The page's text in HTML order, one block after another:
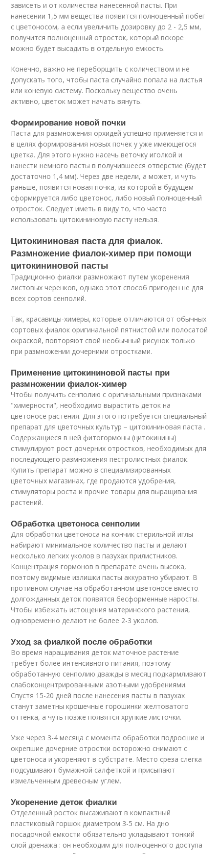
зависеть и от количества нанесенной пасты. При
нанесении 1,5 мм вещества появится полноценный побег
с цветоносом, а если увеличить дозировку до 2 - 2,5 мм,
получится полноценный отросток, который вскоре
можно будет высадить в отдельную емкость.
Конечно, важно не переборщить с количеством и не
допускать того, чтобы паста случайно попала на листья
или коневую систему. Поскольку вещество очень
активно, цветок может начать вянуть.
Формирование новой почки
Паста для размножения орхидей успешно применяется и
в целях формирования новых почек у уже имеющегося
цветка. Для этого нужно насечь веточку иголкой и
нанести немного пасты в получившееся отверстие (будет
достаточно 1,4 мм). Через две недели, а может, и чуть
раньше, появится новая почка, из которой в будущем
сформируется либо цветонос, либо новый полноценный
отросток. Следует иметь в виду то, что часто
использовать цитокининовую пасту нельзя.
Цитокининовая паста для фиалок.
Размножение фиалок-химер при помощи
цитокининовой пасты
Традиционно фиалки размножают путем укоренения
листовых черенков, однако этот способ пригоден не для
всех сортов сенполий.
Так, красавицы-химеры, которые отличаются от обычных
сортовых фиалок оригинальной пятнистой или полосатой
окраской, повторяют свой необычный рисунок только
при размножении дочерними отростками.
Применение цитокининовой пасты при
размножении фиалок-химер
Чтобы получить сенполию с оригинальными признаками
"химерности", необходимо вырастить деток на
цветоносе растения. Для этого потребуется специальный
препарат для цветочных культур − цитокининовая паста .
Содержащиеся в ней фитогормоны (цитокинины)
стимулируют рост дочерних отростков, необходимых для
последующего размножения пестролистных фиалок.
Купить препарат можно в специализированных
цветочных магазинах, где продаются удобрения,
стимуляторы роста и прочие товары для выращивания
растений.
Обработка цветоноса сенполии
Для обработки цветоноса на кончик стерильной иглы
набирают минимальное количество пасты и делают
несколько легких уколов в пазухах прилистников.
Концентрация гормонов в препарате очень высока,
поэтому видимые излишки пасты аккуратно убирают. В
противном случае на обработанном цветоносе вместо
долгожданных деток появятся бесформенные наросты.
Чтобы избежать истощения материнского растения,
одновременно делают не более 2-3 уколов.
Уход за фиалкой после обработки
Во время наращивания деток маточное растение
требует более интенсивного питания, поэтому
обработанную сенполию дважды в месяц подкармливают
слабоконцентрированными азотными удобрениями.
Спустя 15-20 дней после нанесения пасты в пазухах
станут заметны крошечные горошинки желтоватого
оттенка, а чуть позже появятся хрупкие листочки.
Уже через 3-4 месяца с момента обработки подросшие и
окрепшие дочерние отростки осторожно снимают с
цветоноса и укореняют в субстрате. Место среза слегка
подсушивают бумажной салфеткой и присыпают
измельченным древесным углем.
Укоренение деток фиалки
Отделенный росток высаживают в компактный
пластиковый горшок диаметром 3-5 см. На дно
посадочной емкости обязательно укладывают тонкий
слой дренажа : он необходим для полноценного доступа